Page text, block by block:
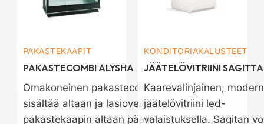
PAKASTEKAAPIT
PAKASTECOMBI ALYSHA
Omakoneinen pakastecombi
sisältää altaan ja lasiovellisen
pakastekaapin altaan päälle.
KONDITORIAKALUSTEET
JÄÄTELÖVITRIINI SAGITTA
Kaarevalinjainen,
jäätelövitriini led-
valaistuksella. Sagitan